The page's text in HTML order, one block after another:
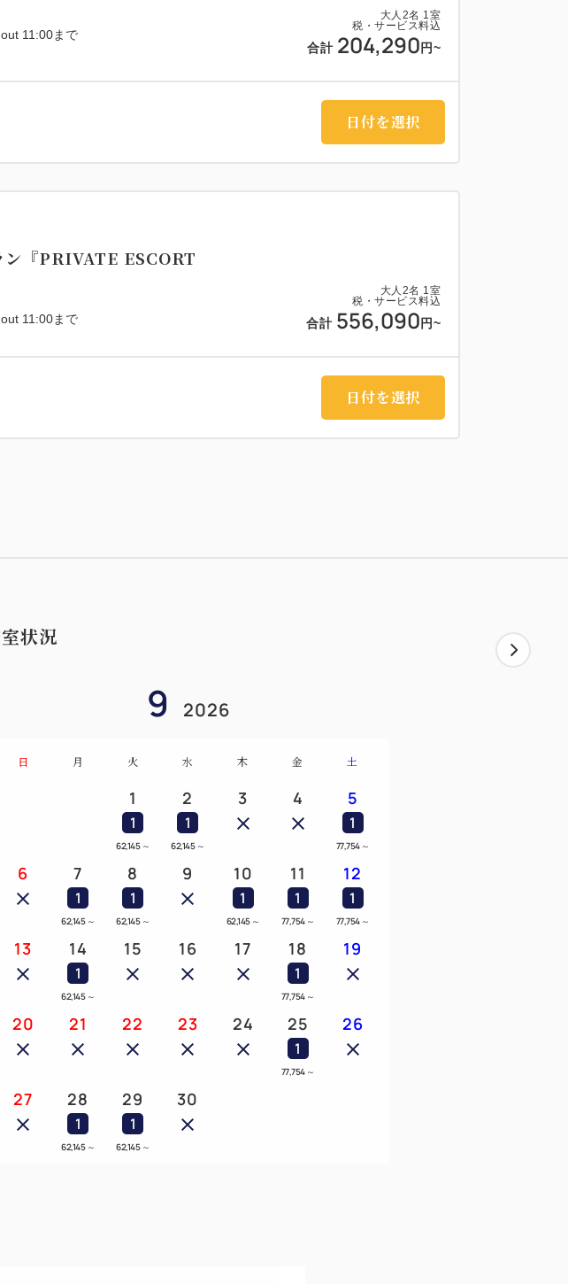
大人 2名 1室
税・サービス料込
合計 204,290 円~
11:00まで
日付を選択
大人 2名 1室
税・サービス料込
合計 556,090 円~
ン『PRIVATE ESCORT
11:00まで
日付を選択
状況
9 2026
日 月 火 水 木 金 土
1
1
62,145 ～
2
1
62,145 ～
3 4 5
1
77,754 ～
6 7
1
62,145 ～
8
1
62,145 ～
9 10
1
62,145 ～
11
1
77,754 ～
12
1
77,754 ～
13 14
1
62,145 ～
15 16 17 18
1
77,754 ～
19
20 21 22 23 24 25
1
77,754 ～
26
27 28
1
62,145 ～
29
1
62,145 ～
30